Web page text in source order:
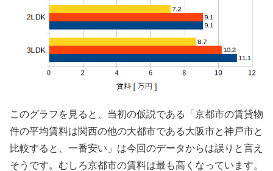
このグラフを見ると、当初の仮説である「京都市の賃貸物
件の平均賃料は関西の他の大都市である大阪市と神戸市と
比較すると、一番安い」は今回のデータからは誤りと言え
そうです。むしろ京都市の賃料は最も高くなっています。